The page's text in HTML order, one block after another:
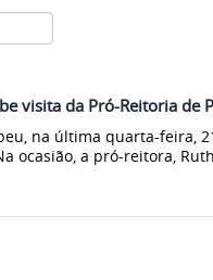
visita da Pró-Reitoria de
na última quarta-feira,
ocasião, a pró-reitora,